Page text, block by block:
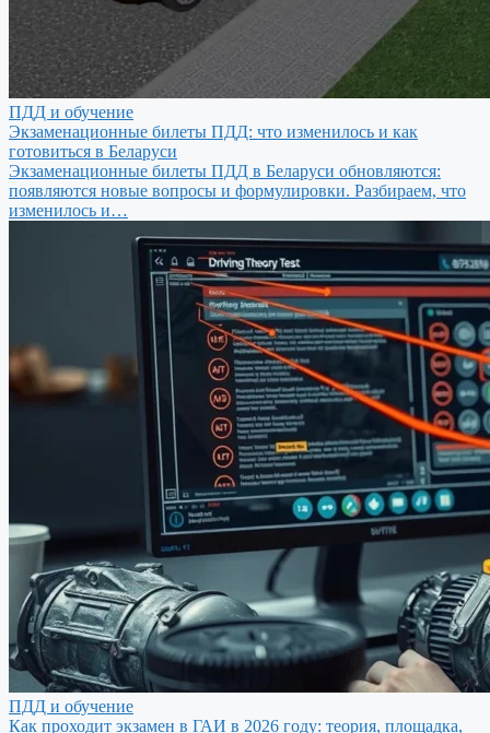
ПДД и обучение
Экзаменационные билеты ПДД: что изменилось и как
готовиться в Беларуси
Экзаменационные билеты ПДД в Беларуси обновляются:
появляются новые вопросы и формулировки. Разбираем, что
изменилось и…
ПДД и обучение
Как проходит экзамен в ГАИ в 2026 году: теория, площадка,